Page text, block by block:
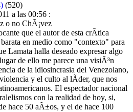
(520)
a las 00:56 :
o no ChÃ¡vez
que el autor de esta crÃ­tica
en medio como "contexto" para
Lamata halla deseado expresar algo
de ello me parece una visiÃ³n
de la idiosincrasia del Venezolano,
y el culto al lÃ­der, que nos
El espectador nacional
con la realidad de hoy, si,
hace 50 aÃ±os, y el de hace 100